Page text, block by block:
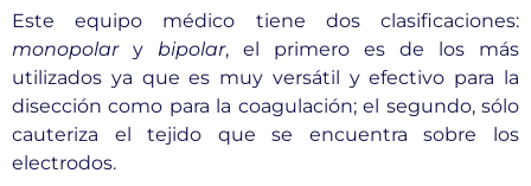
Este equipo médico tiene dos clasificaciones:
monopolary bipolar, el primero es de los más
utilizados ya que es muy versátil y efectivo para la
disección como para la coagulación; el segundo, sólo
cauteriza el tejido que se encuentra sobre los
electrodos.